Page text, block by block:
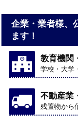
企業・業者様、
ます！
教育機関
学校・大学
不動産業
残置物から